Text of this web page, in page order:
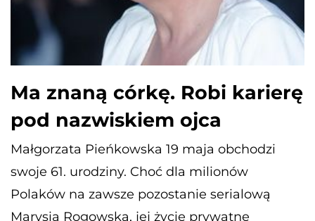
Ma znaną córkę. Robi karierę
pod nazwiskiem ojca
Małgorzata Pieńkowska 19 maja obchodzi
swoje 61. urodziny. Choć dla milionów
Polaków na zawsze pozostanie serialową
Marysią Rogowską, jej życie prywatne